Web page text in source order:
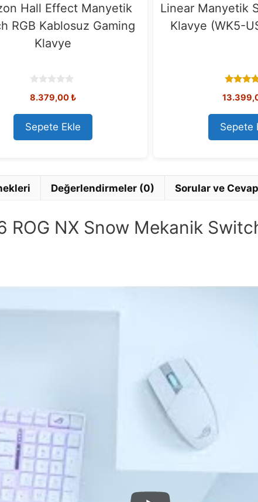
Hall Effect Manyetik
RGB Kablosuz Gaming
Klavye
o
t
o
f
5
8.379,00₺
Sepete Ekle
Linear Manyetik
Klavye (WK5-
out of
Sepete
Değerlendirmeler (0) Sorular ve
ROG NX Snow Mekanik